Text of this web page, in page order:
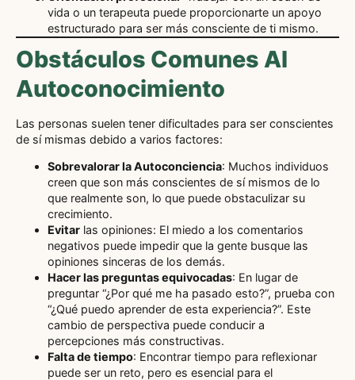
vida o un terapeuta puede proporcionarte un apoyo
estructurado para ser más consciente de ti mismo.
Obstáculos Comunes Al
Autoconocimiento
Las personas suelen tener dificultades para ser conscientes
de sí mismas debido a varios factores:
Sobrevalorar la Autoconciencia: Muchos individuos
creen que son más conscientes de sí mismos de lo
que realmente son, lo que puede obstaculizar su
crecimiento.
Evitar las opiniones: El miedo a los comentarios
negativos puede impedir que la gente busque las
opiniones sinceras de los demás.
Hacer las preguntas equivocadas: En lugar de
preguntar “¿Por qué me ha pasado esto?”, prueba con
“¿Qué puedo aprender de esta experiencia?”. Este
cambio de perspectiva puede conducir a
percepciones más constructivas.
Falta de tiempo: Encontrar tiempo para reflexionar
puede ser un reto, pero es esencial para el